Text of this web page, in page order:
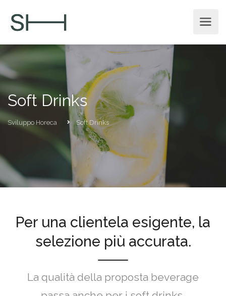
Soft Drinks
Sviluppo Horeca Soft Drinks
Per una clientela esigente, la
selezione più accurata.
La qualità della proposta beverage